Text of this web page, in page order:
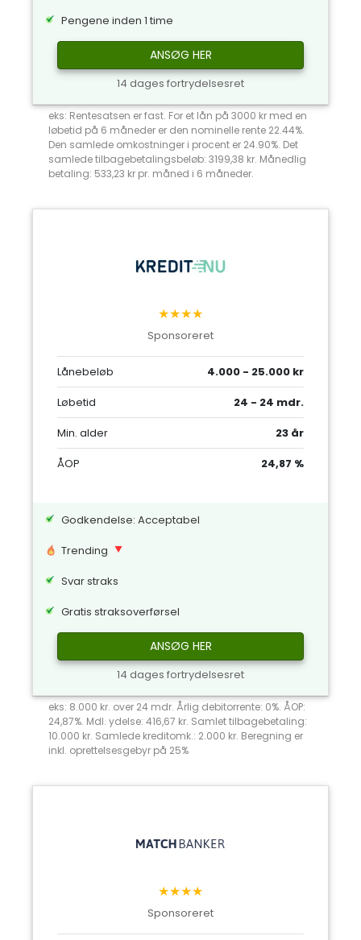
Pengene inden 1 time
ANSØG HER
14 dages fortrydelsesret
eks: Rentesatsen er fast. For et lån på 3000 kr med en
løbetid på 6 måneder er den nominelle rente 22.44%.
Den samlede omkostninger i procent er 24.90%. Det
samlede tilbagebetalingsbeløb: 3199,38 kr. Månedlig
betaling: 533,23 kr pr. måned i 6 måneder.
★★★★
Sponsoreret
Lånebeløb
4.000 - 25.000 kr
Løbetid
24 - 24 mdr.
Min. alder
23 år
ÅOP
24,87 %
Godkendelse: Acceptabel
Trending
Svar straks
Gratis straksoverførsel
ANSØG HER
14 dages fortrydelsesret
eks: 8.000 kr. over 24 mdr. Årlig debitorrente: 0%. ÅOP:
24,87%. Mdl. ydelse: 416,67 kr. Samlet tilbagebetaling:
10.000 kr. Samlede kreditomk.: 2.000 kr. Beregning er
inkl. oprettelsesgebyr på 25%
★★★★
Sponsoreret